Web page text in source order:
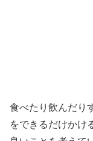
食べたり飲んだり
をできるだけかけ